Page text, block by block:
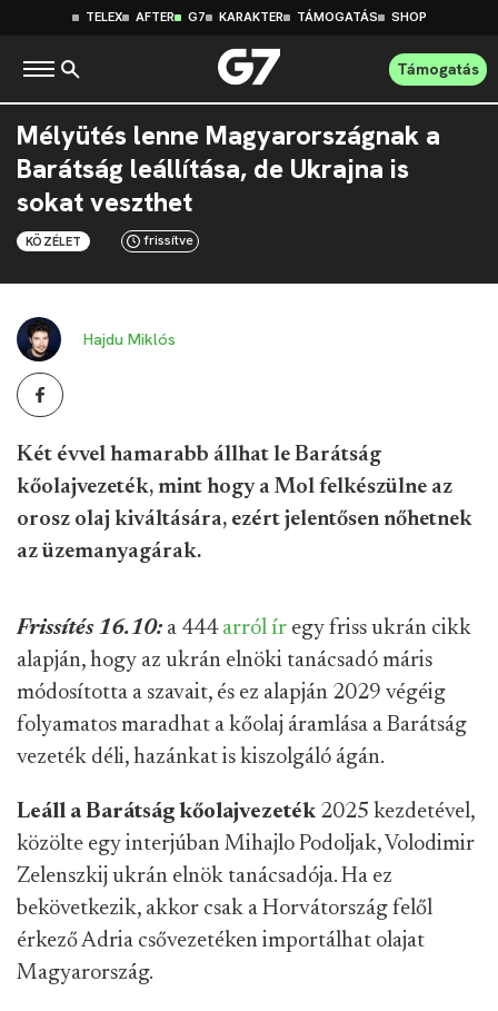
TELEX AFTER G7 KARAKTER TÁMOGATÁS SHOP
Támogatás
Mélyütés lenne Magyarországnak a
Barátság leállítása, de Ukrajna is
sokat veszthet
KÖZÉLET frissítve
Hajdu Miklós
Két évvel hamarabb állhat le Barátság
kőolajvezeték, mint hogy a Mol felkészülne az
orosz olaj kiváltására, ezért jelentősen nőhetnek
az üzemanyagárak.
Frissítés 16.10: a 444 arról ír egy friss ukrán cikk
alapján, hogy az ukrán elnöki tanácsadó máris
módosította a szavait, és ez alapján 2029 végéig
folyamatos maradhat a kőolaj áramlása a Barátság
vezeték déli, hazánkat is kiszolgáló ágán.
Leáll a Barátság kőolajvezeték 2025 kezdetével,
közölte egy interjúban Mihajlo Podoljak, Volodimir
Zelenszkij ukrán elnök tanácsadója. Ha ez
bekövetkezik, akkor csak a Horvátország felől
érkező Adria csővezetéken importálhat olajat
Magyarország.